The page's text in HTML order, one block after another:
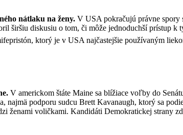
nátlaku na ženy. V USA pokračujú právne spory
širšiu diskusiu o tom, či môže jednoduchší prístup
ktorý je v USA najčastejšie používaným
V americkom štáte Maine sa blížiace voľby do
najmä podporu sudcu Brett Kavanaugh, ktorý sa
ženami voličkami. Kandidáti Demokratickej strany